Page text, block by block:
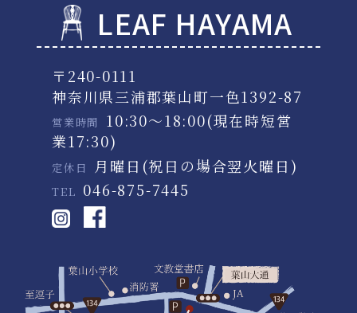
LEAF HAYAMA
〒240-0111
神奈川県三浦郡葉山町一色1392-87
営業時間
10:30～18:00(現在時短営
業17:30)
定休日 月曜日(祝日の場合翌火曜日)
TEL 046-875-7445